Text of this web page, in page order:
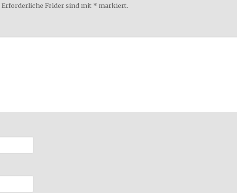
Erforderliche Felder sind mit * markiert.